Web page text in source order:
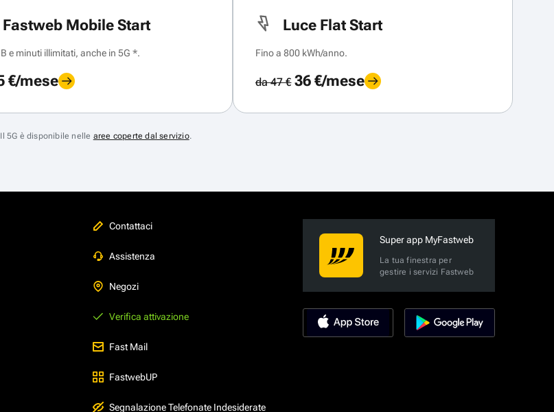
Fastweb Mobile Start
e minuti illimitati, anche in 5G *.
€/mese
Luce Flat Start
Fino a 800 kWh/anno.
da 47 €36 €/mese
5G è disponibile nelle aree coperte dal servizio.
Contattaci
Assistenza
Negozi
Verifica attivazione
Fast Mail
FastwebUP
Segnalazione Telefonate Indesiderate
Super app MyFastweb
La tua finestra per
gestire i servizi Fastweb